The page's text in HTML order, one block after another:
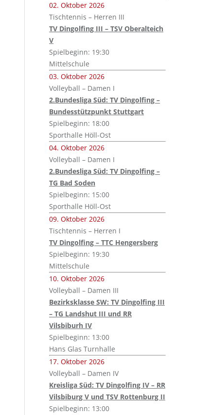
02. Oktober 2026
Tischtennis – Herren III
TV Dingolfing III – TSV Oberalteich
V
Spielbeginn: 19:30
Mittelschule
03. Oktober 2026
Volleyball – Damen I
2.Bundesliga Süd: TV Dingolfing –
Bundesstützpunkt Stuttgart
Spielbeginn: 18:00
Sporthalle Höll-Ost
04. Oktober 2026
Volleyball – Damen I
2.Bundesliga Süd: TV Dingolfing –
TG Bad Soden
Spielbeginn: 15:00
Sporthalle Höll-Ost
09. Oktober 2026
Tischtennis – Herren I
TV Dingolfing – TTC Hengersberg
Spielbeginn: 19:30
Mittelschule
10. Oktober 2026
Volleyball – Damen III
Bezirksklasse SW: TV Dingolfing III
– TG Landshut III und RR
Vilsbiburh IV
Spielbeginn: 13:00
Hans Glas Turnhalle
17. Oktober 2026
Volleyball – Damen IV
Kreisliga Süd: TV Dingolfing IV – RR
Vilsbiburg V und TSV Rottenburg II
Spielbeginn: 13:00